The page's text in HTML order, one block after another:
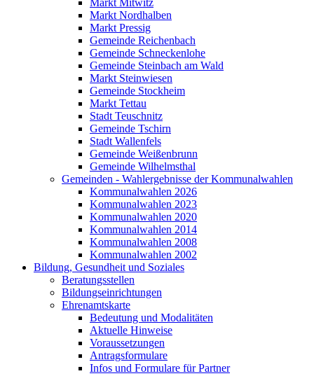
Markt Mitwitz
Markt Nordhalben
Markt Pressig
Gemeinde Reichenbach
Gemeinde Schneckenlohe
Gemeinde Steinbach am Wald
Markt Steinwiesen
Gemeinde Stockheim
Markt Tettau
Stadt Teuschnitz
Gemeinde Tschirn
Stadt Wallenfels
Gemeinde Weißenbrunn
Gemeinde Wilhelmsthal
Gemeinden - Wahlergebnisse der Kommunalwahlen
Kommunalwahlen 2026
Kommunalwahlen 2023
Kommunalwahlen 2020
Kommunalwahlen 2014
Kommunalwahlen 2008
Kommunalwahlen 2002
Bildung, Gesundheit und Soziales
Beratungsstellen
Bildungseinrichtungen
Ehrenamtskarte
Bedeutung und Modalitäten
Aktuelle Hinweise
Voraussetzungen
Antragsformulare
Infos und Formulare für Partner